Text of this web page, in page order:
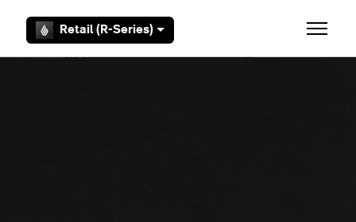
Retail (R-Series)